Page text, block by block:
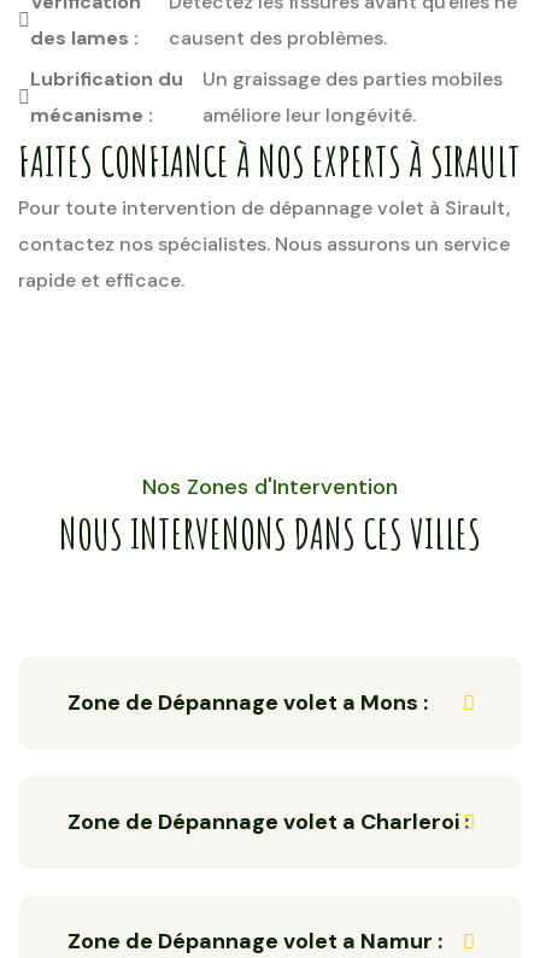
des lames :
causent des problèmes.
Lubrification du
mécanisme :
Un graissage des parties mobiles
améliore leur longévité.
FAITES CONFIANCE À NOS EXPERTS À SIRAULT
Pour toute intervention de dépannage volet à Sirault,
contactez nos spécialistes. Nous assurons un service
rapide et efficace.
Nos Zones d'Intervention
NOUS INTERVENONS DANS CES VILLES
Zone de Dépannage volet a Mons :
Zone de Dépannage volet a Charleroi :
Zone de Dépannage volet a Namur :